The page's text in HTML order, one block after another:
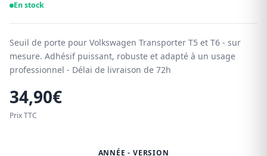
En stock
Seuil de porte pour Volkswagen Transporter T5 et T6 - sur
mesure. Adhésif puissant, robuste et adapté à un usage
professionnel - Délai de livraison de 72h
34,90€
Prix TTC
ANNÉE - VERSION